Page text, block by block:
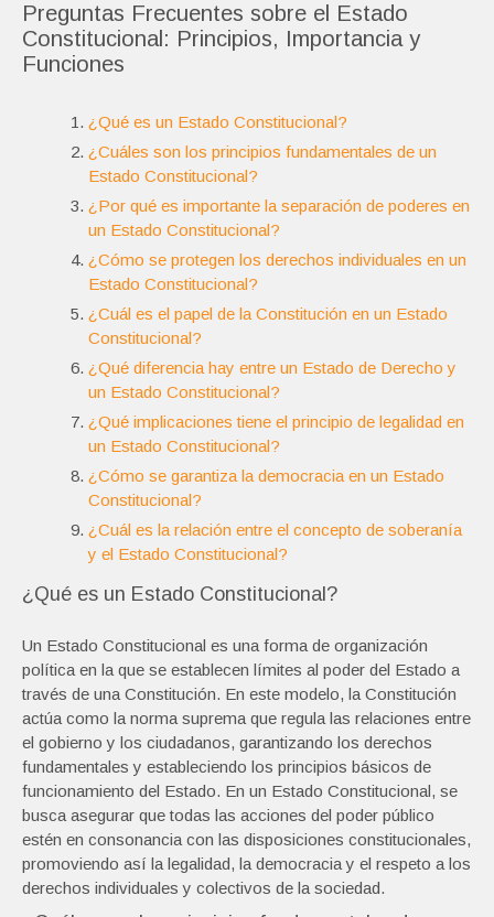
Preguntas Frecuentes sobre el Estado
Constitucional: Principios, Importancia y
Funciones
¿Qué es un Estado Constitucional?
¿Cuáles son los principios fundamentales de un
Estado Constitucional?
¿Por qué es importante la separación de poderes en
un Estado Constitucional?
¿Cómo se protegen los derechos individuales en un
Estado Constitucional?
¿Cuál es el papel de la Constitución en un Estado
Constitucional?
¿Qué diferencia hay entre un Estado de Derecho y
un Estado Constitucional?
¿Qué implicaciones tiene el principio de legalidad en
un Estado Constitucional?
¿Cómo se garantiza la democracia en un Estado
Constitucional?
¿Cuál es la relación entre el concepto de soberanía
y el Estado Constitucional?
¿Qué es un Estado Constitucional?
Un Estado Constitucional es una forma de organización
política en la que se establecen límites al poder del Estado a
través de una Constitución. En este modelo, la Constitución
actúa como la norma suprema que regula las relaciones entre
el gobierno y los ciudadanos, garantizando los derechos
fundamentales y estableciendo los principios básicos de
funcionamiento del Estado. En un Estado Constitucional, se
busca asegurar que todas las acciones del poder público
estén en consonancia con las disposiciones constitucionales,
promoviendo así la legalidad, la democracia y el respeto a los
derechos individuales y colectivos de la sociedad.